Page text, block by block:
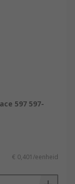
597 597-
€ 0,401/eenheid